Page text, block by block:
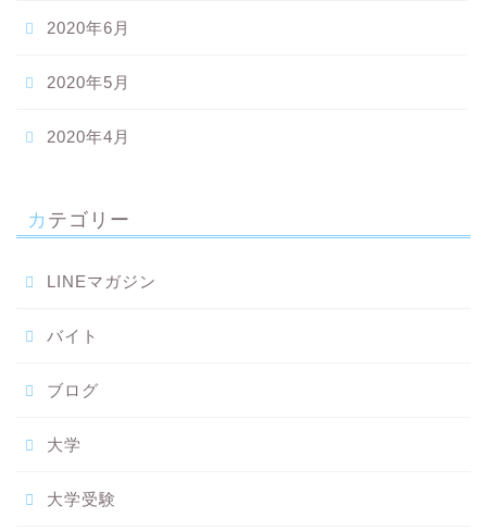
2020年6月
2020年5月
2020年4月
カテゴリー
LINEマガジン
バイト
ブログ
大学
大学受験